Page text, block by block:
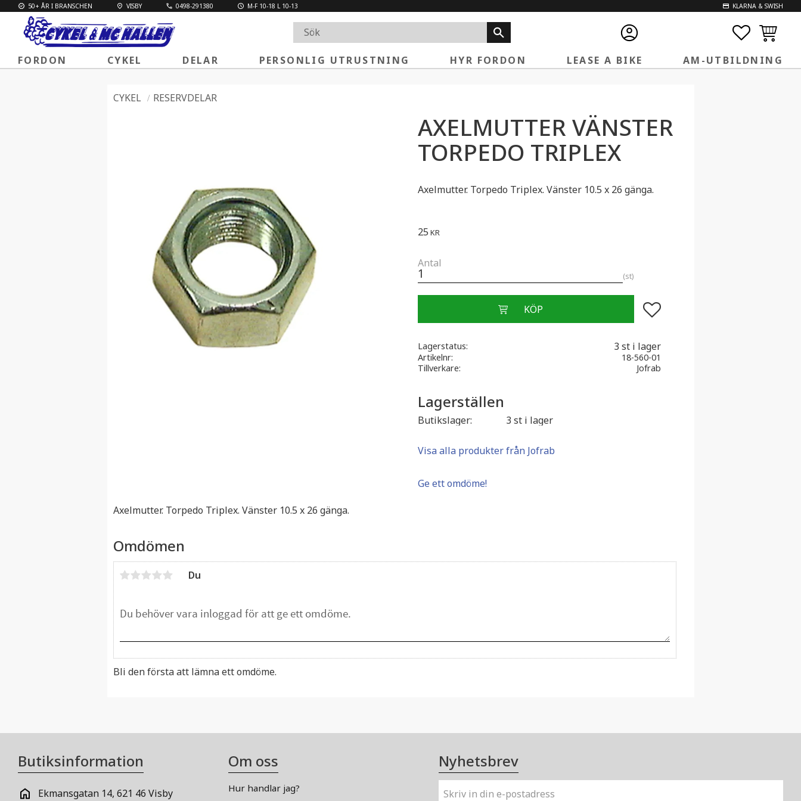
50+ ÅR I BRANSCHEN VISBY 0498-291380 M-F 10-18 L 10-13 KLARNA & SWISH
FORDON CYKEL DELAR PERSONLIG UTRUSTNING HYR FORDON LEASE A BIKE AM-UTBILDNING
CYKEL RESERVDELAR
AXELMUTTER VÄNSTER
TORPEDO TRIPLEX
Axelmutter. Torpedo Triplex. Vänster 10.5 x 26 gänga.
25 KR
Antal
st
Lägg till i favoriter
Lagerstatus 3 st i lager
Artikelnr
18-560-01
Tillverkare
Jofrab
Lagerställen
Butikslager 3 st i lager
Visa alla produkter från Jofrab
Ge ett omdöme!
Axelmutter. Torpedo Triplex. Vänster 10.5 x 26 gänga.
Omdömen
Du
Bli den första att lämna ett omdöme.
Butiksinformation
Ekmansgatan 14, 621 46 Visby
Om oss
Hur handlar jag?
Nyhetsbrev